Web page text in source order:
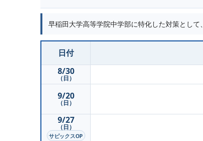
早稲田大学高等学院中学部に特化した対策として、
日付
8/30
（日）
9/20
（日）
9/27
（日）
サピックスOP